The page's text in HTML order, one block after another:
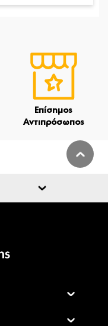
Επίσημος
Αντιπρόσωπος